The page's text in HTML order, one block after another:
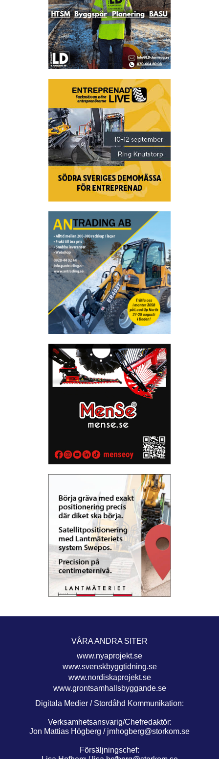
VÅRA ANDRA SITER
www.nyaprojekt.se
www.svenskbyggtidning.se
www.nordiskaprojekt.se
www.grontsamhallsbyggande.se
Digitala Medier / Stordåhd Kommunikation:
Verksamhetsansvarig/Chefredaktör:
Jon Mattias Högberg / jmhogberg@storkom.se
Försäljningschef: